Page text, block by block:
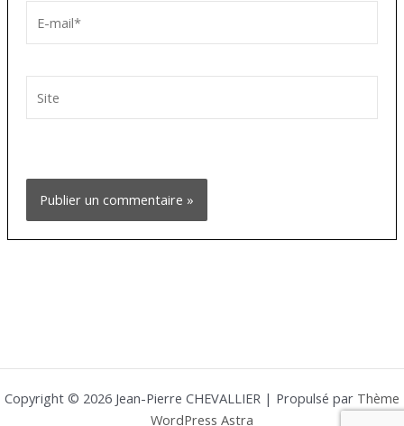
mail*
Copyright © 2026 Jean-Pierre CHEVALLIER | Propulsé par Thème
WordPress Astra